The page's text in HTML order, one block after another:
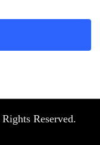
Reserved.